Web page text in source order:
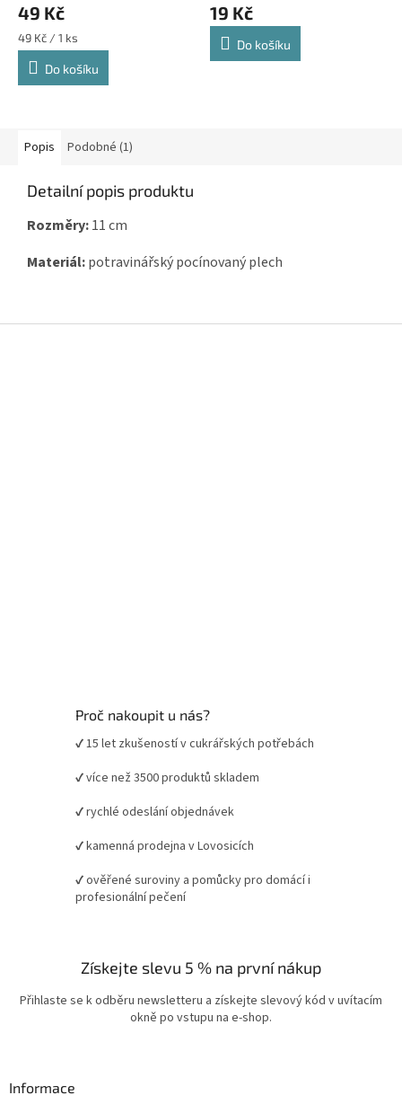
49 Kč
Měrná
cena:
49 Kč / 1 ks
Do košíku
19 Kč
Do košíku
Popis Podobné (1)
Detailní popis produktu
Rozměry:11 cm
Materiál:potravinářský pocínovaný plech
Proč nakoupit u nás?
✔ 15 let zkušeností v cukrářských potřebách
✔ více než 3500 produktů skladem
✔ rychlé odeslání objednávek
✔ kamenná prodejna v Lovosicích
✔ ověřené suroviny a pomůcky pro domácí i
profesionální pečení
Získejte slevu 5 % na první nákup
Přihlaste se k odběru newsletteru a získejte slevový kód v uvítacím
okně po vstupu na e-shop.
Informace